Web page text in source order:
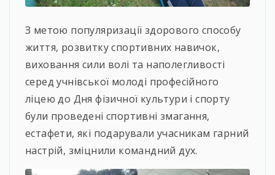
З метою популяризації здорового способу
життя, розвитку спортивних навичок,
виховання сили волі та наполегливості
серед учнівської молоді професійного
ліцею до Дня фізичної культури і спорту
були проведені спортивні змагання,
естафети, які подарували учасникам гарний
настрій, зміцнили командний дух.